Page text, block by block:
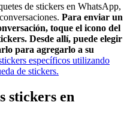
de stickers en WhatsApp,
Para enviar un
toque el icono del
Desde allí, puede elegir
para agregarlo a su
específicos utilizando
de stickers.
stickers en